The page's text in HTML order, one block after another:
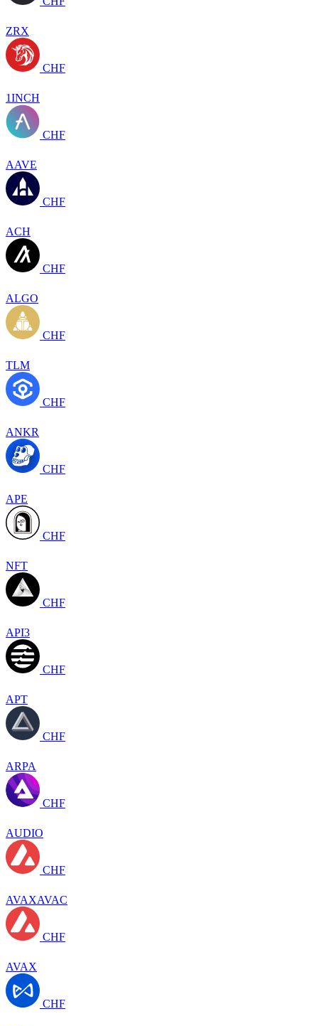
ZRX
CHF
1INCH
CHF
AAVE
CHF
ACH
CHF
ALGO
CHF
TLM
CHF
ANKR
CHF
APE
CHF
NFT
CHF
API3
CHF
APT
CHF
ARPA
CHF
AUDIO
CHF
AVAXAVAC
CHF
AVAX
CHF